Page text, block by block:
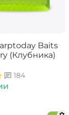
Baits
(Клубника)
184